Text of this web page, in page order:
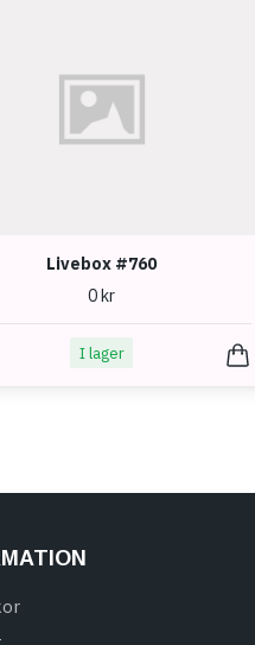
Livebox #760
0 kr
I lager